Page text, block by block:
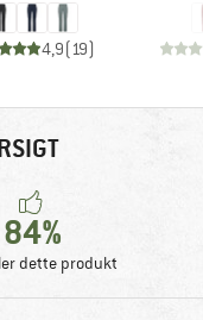
4,9(19)
84%
dette produkt